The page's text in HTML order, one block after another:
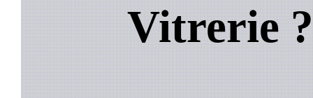
Vitrerie